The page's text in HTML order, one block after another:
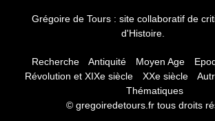
Grégoire de Tours : site collaboratif de
d'Histoire.
Recherche Antiquité Moyen Age
Révolution et XIXe siècle
XXe siècle
Thématiques
© gregoiredetours.fr tous droits